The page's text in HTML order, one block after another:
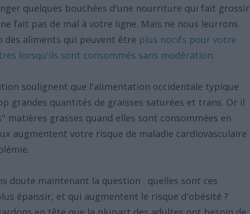
quelques bouchées d'une nourriture qui fait grossir
fait pas de mal à votre ligne. Mais ne nous leurrons
des aliments qui peuvent être plus nocifs pour votre
lorsqu'ils sont consommés sans modération.
soulignent que l'alimentation occidentale typique
grandes quantités de graisses saturées et trans. Or il
matières grasses quand elles sont consommées en
augmentent votre risque de maladie cardiovasculaire
doute maintenant la question : quelles sont ces
épaissir, et qui augmentent le risque d'obésité ?